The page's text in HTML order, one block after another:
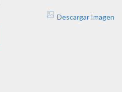
Descargar Imagen